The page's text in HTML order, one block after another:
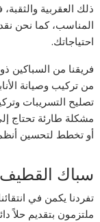
ذلك العقربية
المناسب، كما نحن
احتياجاتك.
فريقنا من السباكين
من تركيب وصيانة
تصليح التسريبات
مشكلة طارئة تحتاج
أو تخطط لتحسين
سباك
تفردنا يكمن في
ملتزمون بتقديم حلاً